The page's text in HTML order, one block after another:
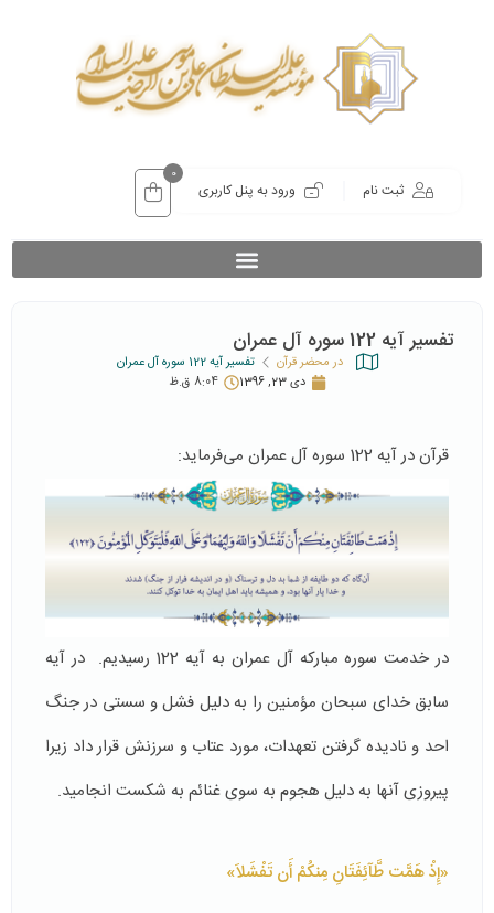
ثبت نام ورود به پنل کاربری
0
تفسیر آیه 122 سوره آل عمران
در محضر قرآن
تفسیر آیه 122 سوره آل عمران
دی 23, 1396
8:04 ق.ظ
قرآن در آیه 122 سوره آل عمران می‌فرماید:
در خدمت سوره مبارکه آل عمران به آیه 122 رسیديم. در آیه
سابق خدای سبحان مؤمنین را به دلیل فشل و سستی در جنگ
احد و نادیده گرفتن تعهدات، مورد عتاب و سرزنش قرار داد زیرا
پیروزی آنها به دلیل هجوم به سوی غنائم به شکست انجامید.
«إِذْ هَمَّت طَّآئِفَتَانِ مِنكُمْ أَن تَفْشَلاَ»